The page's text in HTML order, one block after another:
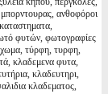
ανθοφόροι
φυτών, φωτογραφίες
τύρφη, τυρφη,
κλαδεμενα φυτα,
κλαδευτηρι,
κλαδεματος,